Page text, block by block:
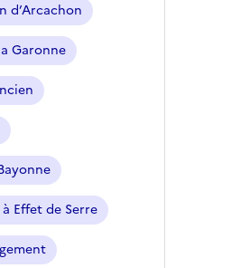
d’Arcachon
Garonne
à Effet de Serre